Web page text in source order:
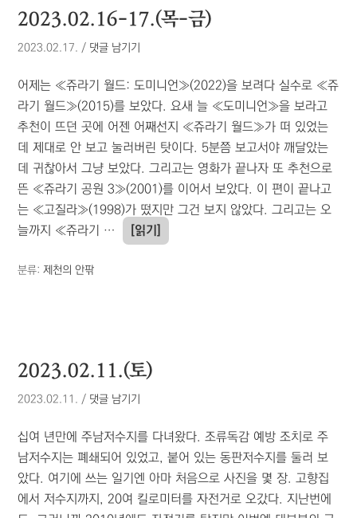
2023.02.16-17.(목-금)
2023.02.17. / 댓글 남기기
어제는 ≪쥬라기 월드: 도미니언≫(2022)을 보려다 실수로 ≪쥬
라기 월드≫(2015)를 보았다. 요새 늘 ≪도미니언≫을 보라고
추천이 뜨던 곳에 어젠 어째선지 ≪쥬라기 월드≫가 떠 있었는
데 제대로 안 보고 눌러버린 탓이다. 5분쯤 보고서야 깨달았는
데 귀찮아서 그냥 보았다. 그리고는 영화가 끝나자 또 추천으로
뜬 ≪쥬라기 공원 3≫(2001)를 이어서 보았다. 이 편이 끝나고
는 ≪고질라≫(1998)가 떴지만 그건 보지 않았다. 그리고는 오
늘까지 ≪쥬라기 …
[읽기]
분류:제천의 안팎
2023.02.11.(토)
2023.02.11. / 댓글 남기기
십여 년만에 주남저수지를 다녀왔다. 조류독감 예방 조치로 주
남저수지는 폐쇄되어 있었고, 붙어 있는 동판저수지를 둘러 보
았다. 여기에 쓰는 일기엔 아마 처음으로 사진을 몇 장. 고향집
에서 저수지까지, 20여 킬로미터를 자전거로 오갔다. 지난번에